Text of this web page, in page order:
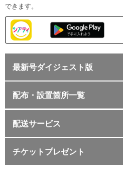
できます。
最新号ダイジェスト版
配布・設置箇所一覧
配送サービス
チケットプレゼント